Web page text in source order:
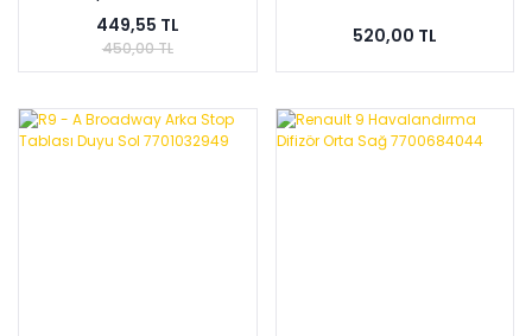
449,55 TL
450,00 TL
520,00 TL